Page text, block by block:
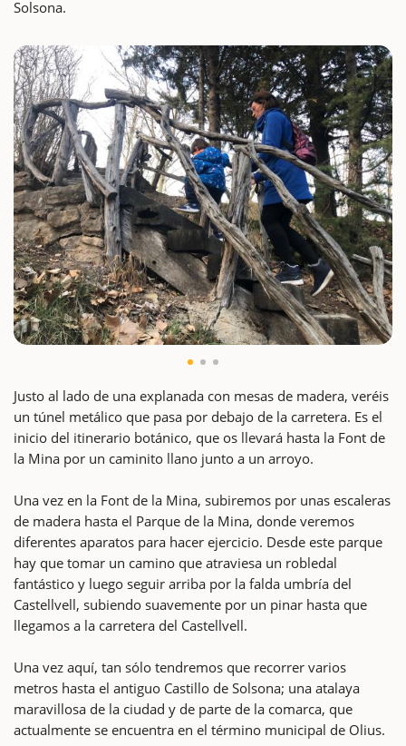
Solsona.
Justo al lado de una explanada con mesas de madera, veréis
un túnel metálico que pasa por debajo de la carretera. Es el
inicio del itinerario botánico, que os llevará hasta la Font de
la Mina por un caminito llano junto a un arroyo.
Una vez en la Font de la Mina, subiremos por unas escaleras
de madera hasta el Parque de la Mina, donde veremos
diferentes aparatos para hacer ejercicio. Desde este parque
hay que tomar un camino que atraviesa un robledal
fantástico y luego seguir arriba por la falda umbría del
Castellvell, subiendo suavemente por un pinar hasta que
llegamos a la carretera del Castellvell.
Una vez aquí, tan sólo tendremos que recorrer varios
metros hasta el antiguo Castillo de Solsona; una atalaya
maravillosa de la ciudad y de parte de la comarca, que
actualmente se encuentra en el término municipal de Olius.